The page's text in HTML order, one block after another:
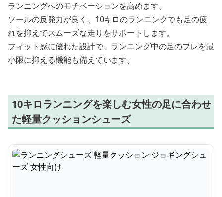
ランニングへのモチベーションを高めます。
ソールの反発力が良く、10キロのランニングでも足の疲
れを抑えてスムーズな走りをサポートします。
フィット感に優れた設計で、ランニング中の足のブレを最
小限に抑える機能も備えています。
10キロランニングを楽しむ女性の足に合わせ
た軽量クッションシューズ